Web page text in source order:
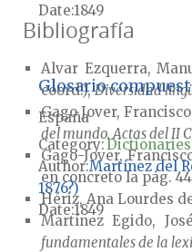
Bibliografía
Alvar Ezquerra,
coord.),Diversidad
Gago Jover,
del mundo. Actas del II
Gago-Jover,
en concreto la pág.
Hériz, Ana Lourdes
Martínez Egido,
fundamentales de la
Date1849
Glosario
España
Category:
Author Martínez del
1876?)
Date1849